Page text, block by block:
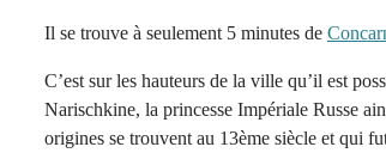
Il se trouve à seulement 5 minutes de
C’est sur les hauteurs de la ville qu’il est
Narischkine, la princesse Impériale Russe
origines se trouvent au 13ème siècle et qui